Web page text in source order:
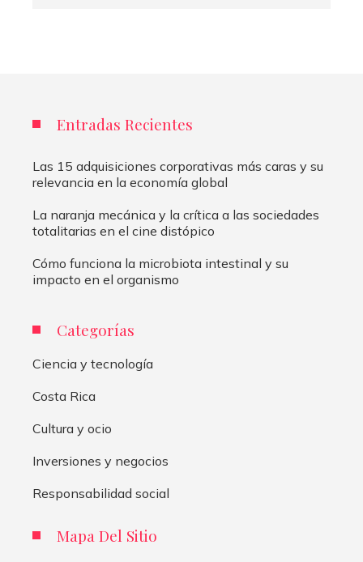
Entradas Recientes
Las 15 adquisiciones corporativas más caras y su
relevancia en la economía global
La naranja mecánica y la crítica a las sociedades
totalitarias en el cine distópico
Cómo funciona la microbiota intestinal y su
impacto en el organismo
Categorías
Ciencia y tecnología
Costa Rica
Cultura y ocio
Inversiones y negocios
Responsabilidad social
Mapa Del Sitio